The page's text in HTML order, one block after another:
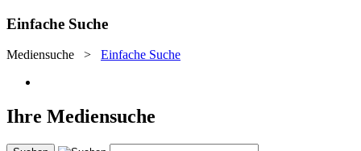
Einfache Suche
Mediensuche > Einfache Suche
Ihre Mediensuche